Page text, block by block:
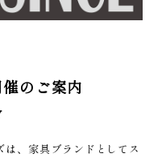
のご案内
、家具ブランドとしてス